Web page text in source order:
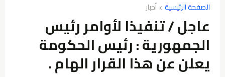
الصفحة الرئيسية أخبار
عاجل / تنفيذا لأوامر رئيس
الجمهورية : رئيس الحكومة
يعلن عن هذا القرار الهام .